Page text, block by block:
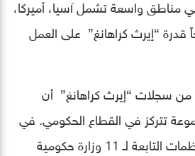
مناطق واسعة تشمل آسيا، أميركا،
قدرة “إيرث كراهانغ” على العمل
من سجلات “إيرث كراهانغ” أن
تتركز في القطاع الحكومي. في
دولة معينة، تأثرت المنظمات التابعة لـ 11 وزارة حكومية